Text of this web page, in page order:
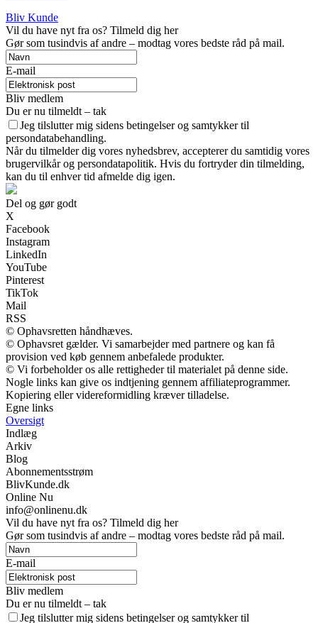
Bliv Kunde
Vil du have nyt fra os? Tilmeld dig her
Gør som tusindvis af andre – modtag vores bedste råd på mail.
E-mail
Bliv medlem
Du er nu tilmeldt – tak
Jeg tilslutter mig sidens betingelser og samtykker til
persondatabehandling.
Når du tilmelder dig vores nyhedsbrev, accepterer du samtidig vores
brugervilkår og persondatapolitik. Hvis du fortryder din tilmelding,
kan du til enhver tid afmelde dig igen.
Del og gør godt
X
Facebook
Instagram
LinkedIn
YouTube
Pinterest
TikTok
Mail
RSS
© Ophavsretten håndhæves.
© Ophavsret gælder. Vi samarbejder med partnere og kan få
provision ved køb gennem anbefalede produkter.
© Vi forbeholder os alle rettigheder til materialet på denne side.
Nogle links kan give os indtjening gennem affiliateprogrammer.
Kopiering eller videreformidling kræver tilladelse.
Egne links
Oversigt
Indlæg
Arkiv
Blog
Abonnementsstrøm
BlivKunde.dk
Online Nu
info@onlinenu.dk
Vil du have nyt fra os? Tilmeld dig her
Gør som tusindvis af andre – modtag vores bedste råd på mail.
E-mail
Bliv medlem
Du er nu tilmeldt – tak
Jeg tilslutter mig sidens betingelser og samtykker til